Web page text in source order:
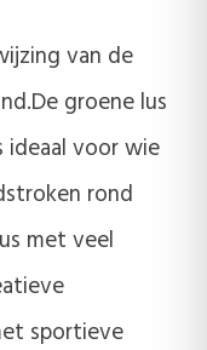
van de
groene lus
ideaal voor wie
rond
met veel
sportieve